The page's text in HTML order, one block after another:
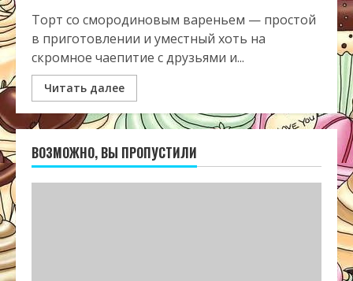
Торт со смородиновым вареньем — простой
в приготовлении и уместный хоть на
скромное чаепитие с друзьями и...
Читать далее
ВОЗМОЖНО, ВЫ ПРОПУСТИЛИ